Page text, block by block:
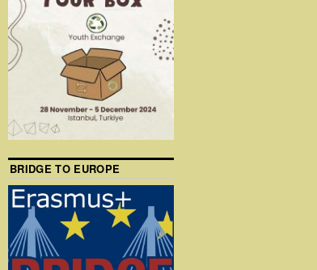
BRIDGE TO EUROPE